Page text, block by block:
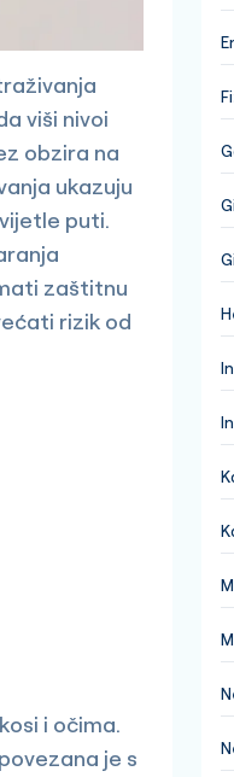
viši nivoi
obzira na
ukazuju
puti.
zaštitnu
rizik od
i očima.
je s